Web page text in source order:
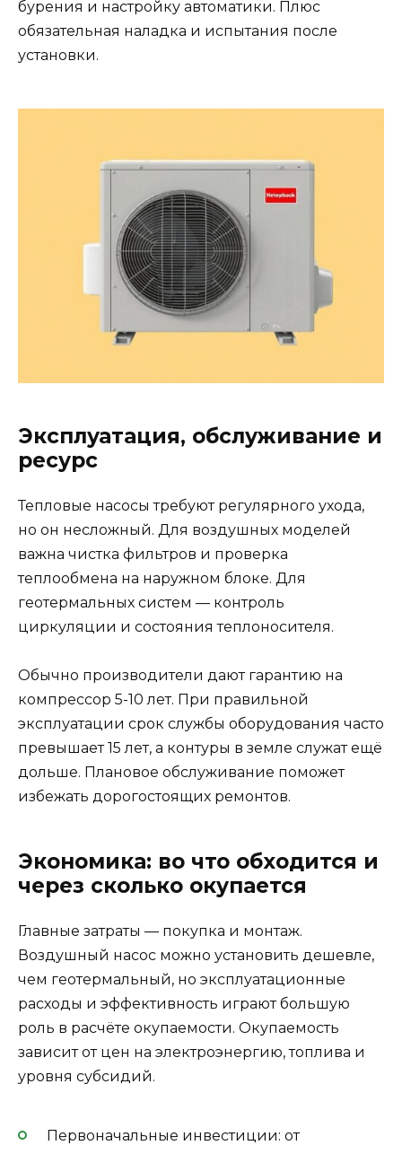
бурения и настройку автоматики. Плюс
обязательная наладка и испытания после
установки.
Эксплуатация, обслуживание и
ресурс
Тепловые насосы требуют регулярного ухода,
но он несложный. Для воздушных моделей
важна чистка фильтров и проверка
теплообмена на наружном блоке. Для
геотермальных систем — контроль
циркуляции и состояния теплоносителя.
Обычно производители дают гарантию на
компрессор 5-10 лет. При правильной
эксплуатации срок службы оборудования часто
превышает 15 лет, а контуры в земле служат ещё
дольше. Плановое обслуживание поможет
избежать дорогостоящих ремонтов.
Экономика: во что обходится и
через сколько окупается
Главные затраты — покупка и монтаж.
Воздушный насос можно установить дешевле,
чем геотермальный, но эксплуатационные
расходы и эффективность играют большую
роль в расчёте окупаемости. Окупаемость
зависит от цен на электроэнергию, топлива и
уровня субсидий.
Первоначальные инвестиции: от